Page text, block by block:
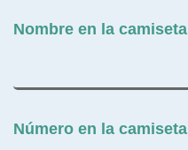
Nombre en la camiseta
Número en la camiseta